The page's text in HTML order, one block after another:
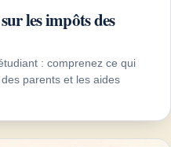
les impôts des
: comprenez ce qui
parents et les aides